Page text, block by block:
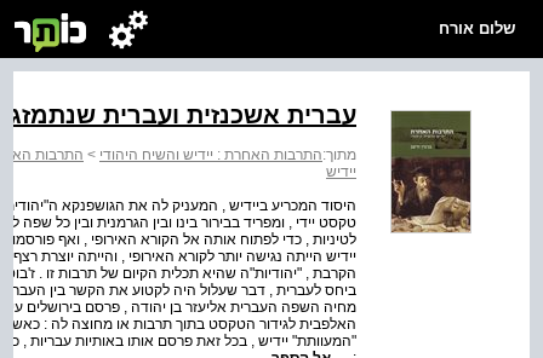
שלום אורח
עברית אשכנזית ועברית
מתוך:התרבות האחרת : יידיש והשיח היהודי > התרבות
יידיש
היסוד המכריע ביידיש , המעניק לה את הגושפנקא
טקסט יידי , ומפריד בבירור בינו ובין הגרמנית ובין כל שפה
לטיניות , כדי לפתוח אותה אל הקורא האירופי , ואף
יידיש הייתה נגישה יותר לקורא האירופי , והייתה יוצרת
הקרבת , "יהודיות"ה שהיא תכלית הקיום של תרבות זו .
ביחס לעברית , דבר שעלול היה לקטוע את הקשר בין
מחיה השפה העברית אליעזר בן יהודה , פרסם בירושלים
האלפבית לגידור הטקסט בתוך תרבות או מחוצה לה :
"המעוותת" יידיש , בכל זאת פרסם אותו באותיות עבריות ,